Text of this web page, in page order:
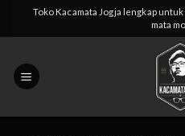
Toko Kacamata Jogja lengkap
mata